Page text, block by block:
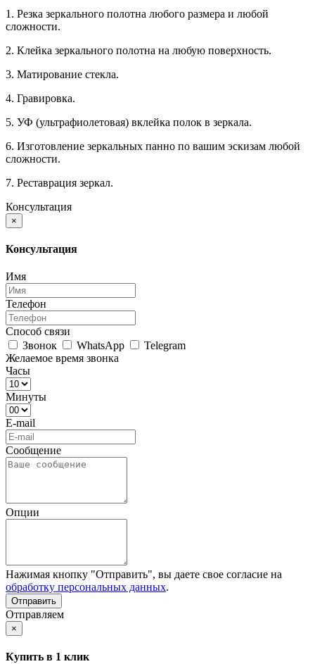
1. Резка зеркального полотна любого размера и любой
сложности.
2. Клейка зеркального полотна на любую поверхность.
3. Матирование стекла.
4. Гравировка.
5. УФ (ультрафиолетовая) вклейка полок в зеркала.
6. Изготовление зеркальных панно по вашим эскизам любой
сложности.
7. Реставрация зеркал.
Консультация
×
Консультация
Имя
Телефон
Способ связи
Звонок
WhatsApp
Telegram
Желаемое время звонка
Часы
Минуты
E-mail
Сообщение
Опции
Нажимая кнопку "Отправить", вы даете свое согласие на
обработку персональных данных.
Отправляем
×
Купить в 1 клик